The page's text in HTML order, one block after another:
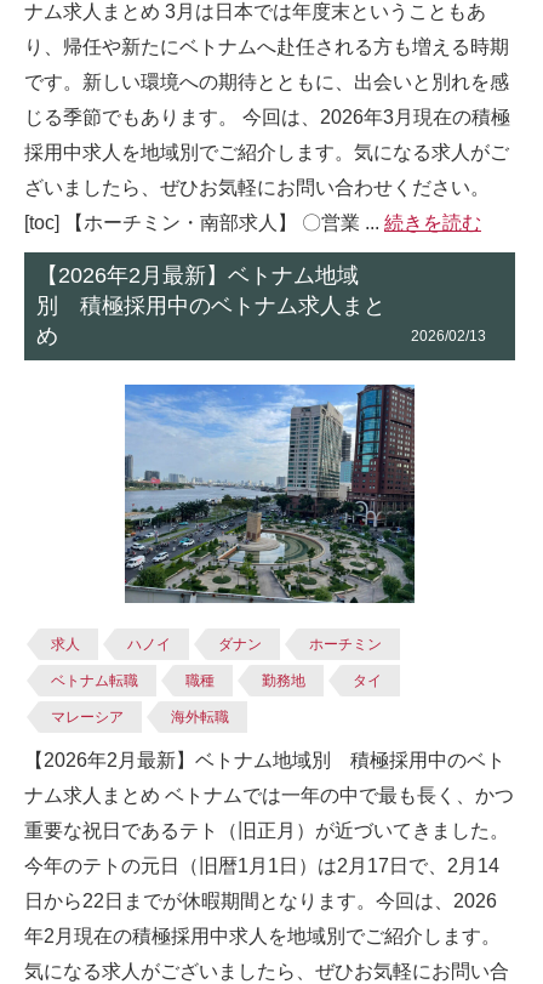
ナム求人まとめ 3月は日本では年度末ということもあ
り、帰任や新たにベトナムへ赴任される方も増える時期
です。新しい環境への期待とともに、出会いと別れを感
じる季節でもあります。 今回は、2026年3月現在の積極
採用中求人を地域別でご紹介します。気になる求人がご
ざいましたら、ぜひお気軽にお問い合わせください。
[toc] 【ホーチミン・南部求人】 〇営業 ... 続きを読む
【2026年2月最新】ベトナム地域
別 積極採用中のベトナム求人まと
め
2026/02/13
求人 ハノイ ダナン ホーチミン
ベトナム転職 職種 勤務地 タイ
マレーシア 海外転職
【2026年2月最新】ベトナム地域別 積極採用中のベト
ナム求人まとめ ベトナムでは一年の中で最も長く、かつ
重要な祝日であるテト（旧正月）が近づいてきました。
今年のテトの元日（旧暦1月1日）は2月17日で、2月14
日から22日までが休暇期間となります。今回は、2026
年2月現在の積極採用中求人を地域別でご紹介します。
気になる求人がございましたら、ぜひお気軽にお問い合